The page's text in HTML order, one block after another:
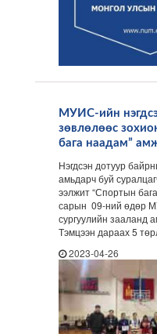
МУИС-ийн
зөвлөлөөс
бага наадам”
Нэгдсэн дотуур
амьдарч буй
ээлжит “Спортын
сарын 09-ний өдөр
сургуулийн зааланд
Тэмцээн дараах 5
2023-04-26